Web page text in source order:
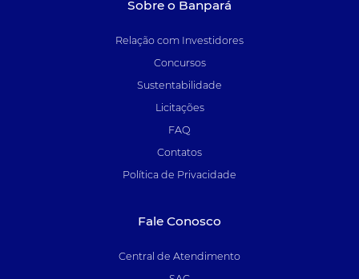
Sobre o Banpará
Relação com Investidores
Concursos
Sustentabilidade
Licitações
FAQ
Contatos
Política de Privacidade
Fale Conosco
Central de Atendimento